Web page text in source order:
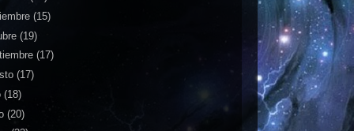
(15)
(19)
(17)
(17)
(18)
(20)